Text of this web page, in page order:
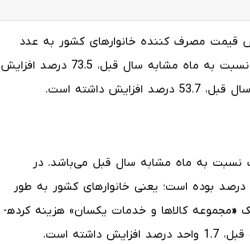
از مرکز آمار ایران، در فروردین ماه 1405 شاخص قیمت مصرف کننده خانوارهای کشور به عدد
569.3 رسیده است که نسبت به ماه قبل، 5.0 درصد افزایش، نسبت به ماه مشابه سال قبل، 73.5 درصد افزایش
داشته است.
نسبت به ماه مشابه سال قبل می‌باشد. در
فروردین ماه 1405 تورم نقطه به نقطه خانوارهای کشور، 73.5 درصد بوده است؛ یعنی خانوارهای کشور به طور
«مجموعه کالاها و خدمات یکسان» هزینه کرده­